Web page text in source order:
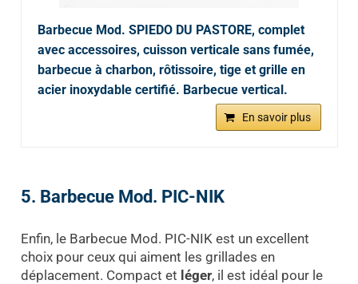
Barbecue Mod. SPIEDO DU PASTORE, complet
avec accessoires, cuisson verticale sans fumée,
barbecue à charbon, rôtissoire, tige et grille en
acier inoxydable certifié. Barbecue vertical.
En savoir plus
5. Barbecue Mod. PIC-NIK
Enfin, le Barbecue Mod. PIC-NIK est un excellent
choix pour ceux qui aiment les grillades en
déplacement. Compact et léger, il est idéal pour le